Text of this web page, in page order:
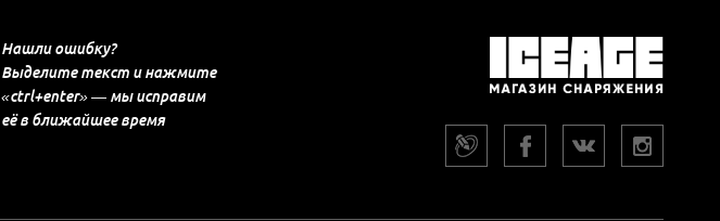
Нашли ошибку?
Выделите текст и нажмите
«ctrl+enter» — мы исправим
её в ближайшее время